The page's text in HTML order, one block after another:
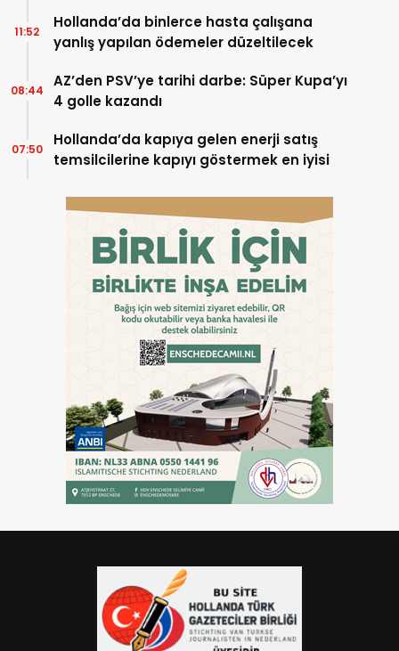
Hollanda’da binlerce hasta çalışana
yanlış yapılan ödemeler düzeltilecek
11:52
AZ’den PSV’ye tarihi darbe: Süper Kupa’yı
4 golle kazandı
08:44
Hollanda’da kapıya gelen enerji satış
temsilcilerine kapıyı göstermek en iyisi
07:50